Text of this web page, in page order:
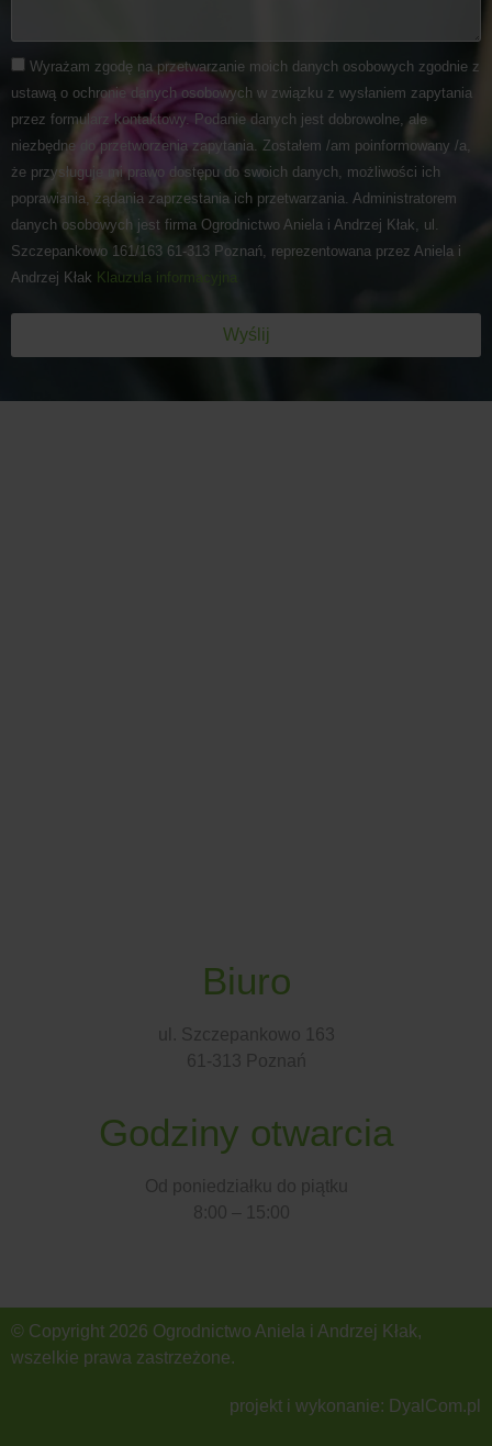
Wyrażam zgodę na przetwarzanie moich danych osobowych zgodnie z
ustawą o ochronie danych osobowych w związku z wysłaniem zapytania
przez formularz kontaktowy. Podanie danych jest dobrowolne, ale
niezbędne do przetworzenia zapytania. Zostałem /am poinformowany /a,
że przysługuje mi prawo dostępu do swoich danych, możliwości ich
poprawiania, żądania zaprzestania ich przetwarzania. Administratorem
danych osobowych jest firma Ogrodnictwo Aniela i Andrzej Kłak, ul.
Szczepankowo 161/163 61-313 Poznań, reprezentowana przez Aniela i
Andrzej Kłak Klauzula informacyjna
Wyślij
Biuro
ul. Szczepankowo 163
61-313 Poznań
Godziny otwarcia
Od poniedziałku do piątku
8:00 – 15:00
© Copyright 2026 Ogrodnictwo Aniela i Andrzej Kłak,
wszelkie prawa zastrzeżone.
projekt i wykonanie: DyalCom.pl